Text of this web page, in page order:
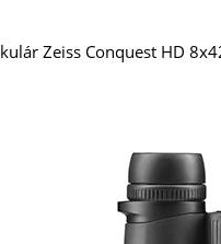
Zeiss Conquest HD